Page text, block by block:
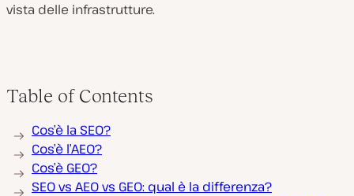
vista delle infrastrutture.
Table of Contents
Cos’è la SEO?
Cos’è l’AEO?
Cos’è GEO?
SEO vs AEO vs GEO: qual è la differenza?